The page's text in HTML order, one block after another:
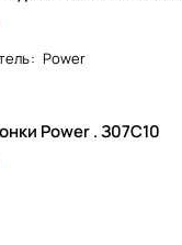
: Power
Power . З07С10